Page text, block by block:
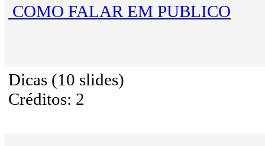
COMO FALAR EM PUBLICO
Dicas (10 slides)
Créditos: 2